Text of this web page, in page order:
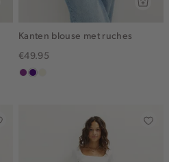
Kanten blouse met ruches
€49.95
middenpaars
indigo